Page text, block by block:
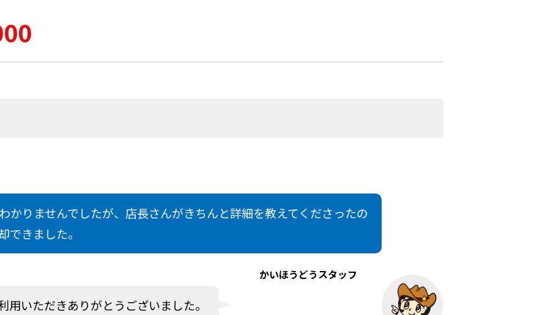
かりませんでしたが、店長さんがきちんと詳細を教えてくださったの
できました。
かいほうどうスタッフ
用いただきありがとうございました。